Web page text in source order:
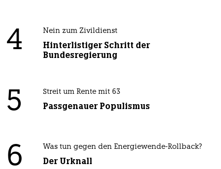
4 Nein zum Zivildienst
Hinterlistiger Schritt der
Bundesregierung
5 Streit um Rente mit 63
Passgenauer Populismus
6 Was tun gegen den Energiewende-Rollback?
Der Urknall